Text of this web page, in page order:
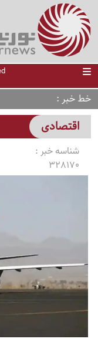
خط خبر
اقتصادی
شناسه خبر :
328170